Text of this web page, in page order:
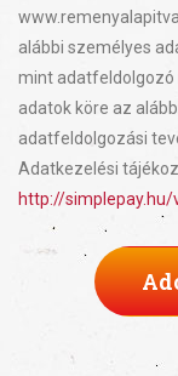
alábbi személyes
mint
adatok köre az
adatfeldolgozási
Adatkezelési
http://